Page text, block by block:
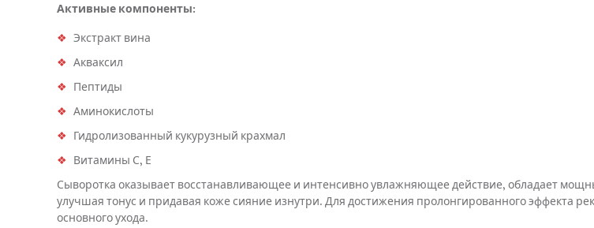
Активные компоненты:
Экстракт вина
Акваксил
Пептиды
Аминокислоты
Гидролизованный кукурузный крахмал
Витамины С, Е
Сыворотка оказывает восстанавливающее и интенсивно увлажняющее действие, обладает
улучшая тонус и придавая коже сияние изнутри. Для достижения пролонгированного эффекта
основного ухода.